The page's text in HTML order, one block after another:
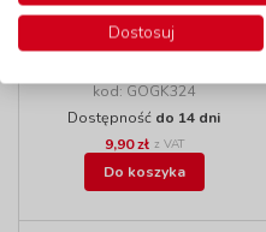
kod: GOGK324
Dostępność do 14 dni
9,90 zł z VAT
Do koszyka
Dostosuj